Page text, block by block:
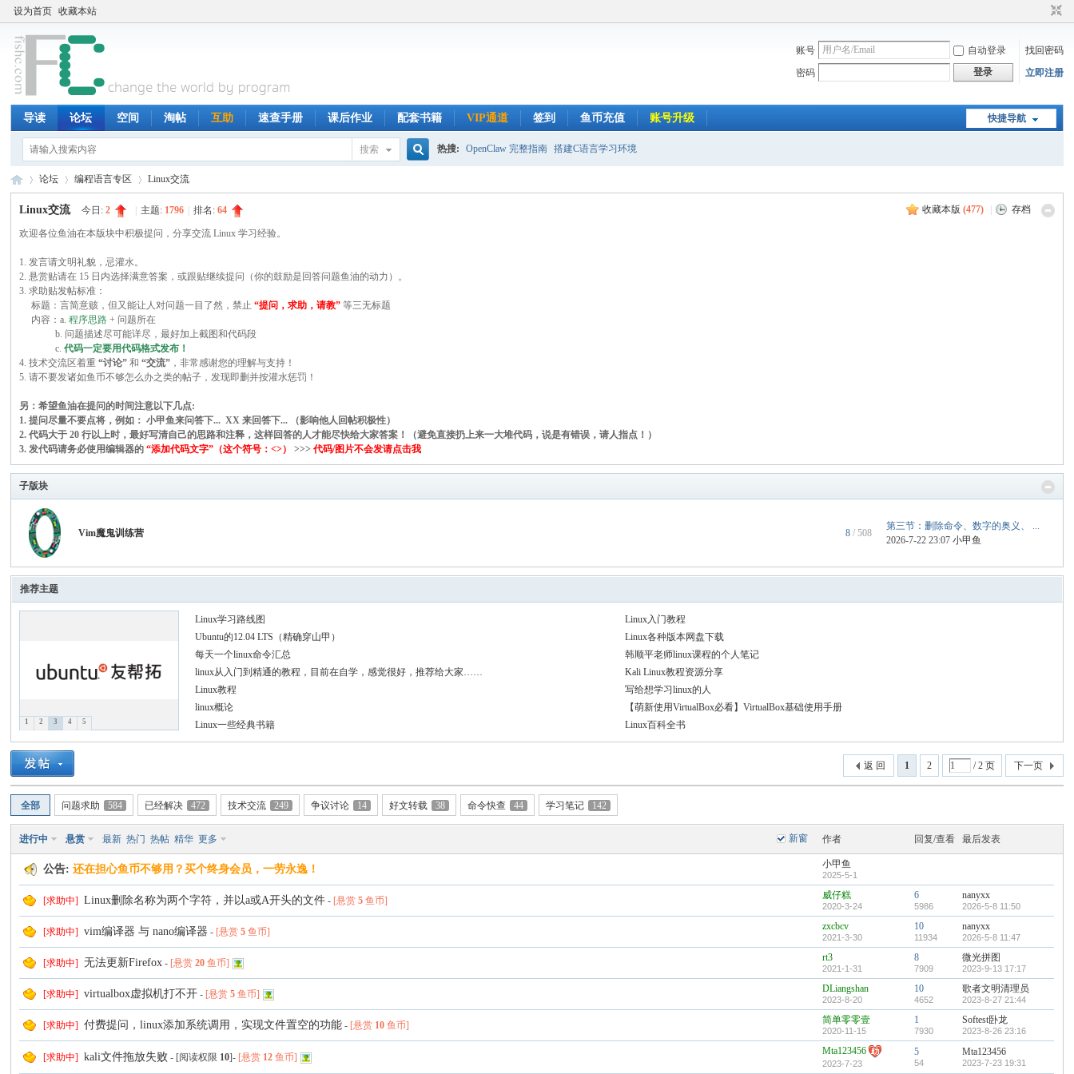
设为首页 收藏本站
账号 自动登录
找回密码
密码
登录 立即注册
快捷导航
导读 论坛 空间 淘帖 互助 速查手册 课后作业 配套书籍 VIP通道 签到 鱼币充值 账号升级
搜索 热搜: OpenClaw 完整指南 搭建C语言学习环境
论
论坛 编程语言专区 Linux交流
收藏本版 (477) 存档
Linux交流 今日:2 主题: 1796 排名:64
欢迎各位鱼油在本版块中积极提问，分享交流 Linux 学习经验。
1. 发言请文明礼貌，忌灌水。
2. 悬赏贴请在 15 日内选择满意答案，或跟贴继续提问（你的鼓励是回答问题鱼油的动力）。
3. 求助贴发帖标准：
标题：言简意赅，但又能让人对问题一目了然，禁止“提问，求助，请教” 等三无标题
内容：a.程序思路 + 问题所在
b. 问题描述尽可能详尽，最好加上截图和代码段
c.代码一定要用代码格式发布！
4. 技术交流区着重“讨论” 和“交流” ，非常感谢您的理解与支持！
5. 请不要发诸如鱼币不够怎么办之类的帖子，发现即删并按灌水惩罚！
另：希望鱼油在提问的时间注意以下几点:
1. 提问尽量不要点将，例如： 小甲鱼来问答下... XX 来回答下... （影响他人回帖积极性）
2. 代码大于 20 行以上时，最好写清自己的思路和注释，这样回答的人才能尽快给大家答案！（避免直接扔上来一大堆代码，说是有错误，请人指点！）
3. 发代码请务必使用编辑器的“添加代码文字”（这个符号：<>） >>>代码/图片不会发请点击我
子版块
Vim魔鬼训练营 8 / 508
第三节：删除命令、数字的奥义、 ...
2026-7-22 23:07小甲鱼
推荐主题
1 2 3 4 5
Linux学习路线图
Linux入门教程
Ubuntu的12.04 LTS（精确穿山甲）
Linux各种版本网盘下载
每天一个linux命令汇总
韩顺平老师linux课程的个人笔记
linux从入门到精通的教程，目前在自学，感觉很好，推荐给大家……
Kali Linux教程资源分享
Linux教程
写给想学习linux的人
linux概论
【萌新使用VirtualBox必看】VirtualBox基础使用手册
Linux一些经典书籍
Linux百科全书
1 2 / 2 页 下一页
返 回
全部 问题求助 584 已经解决 472 技术交流 249 争议讨论 14 好文转载 38 命令快查 44 学习笔记 142
新窗
进行中 悬赏 最新 热门 热帖 精华 更多 作者 回复/查看 最后发表
公告:还在担心鱼币不够用？买个终身会员，一劳永逸！ 小甲鱼
2025-5-1
[求助中] Linux删除名称为两个字符，并以a或A开头的文件 - [悬赏5 鱼币] 威仔糕
2020-3-24
6
5986
nanyxx
2026-5-8 11:50
[求助中] vim编译器 与 nano编译器 - [悬赏5 鱼币] zxcbcv
2021-3-30
10
11934
nanyxx
2026-5-8 11:47
[求助中] 无法更新Firefox - [悬赏20 鱼币] rt3
2021-1-31
8
7909
微光拼图
2023-9-13 17:17
[求助中] virtualbox虚拟机打不开 - [悬赏5 鱼币] DLiangshan
2023-8-20
10
4652
歌者文明清理员
2023-8-27 21:44
[求助中] 付费提问，linux添加系统调用，实现文件置空的功能 - [悬赏 10 鱼币] 简单零零壹
2020-11-15
1
7930
Softest卧龙
2023-8-26 23:16
[求助中] kali文件拖放失败 - [阅读权限 10]- [悬赏 12 鱼币]
Mta123456
2023-7-23
5
54
Mta123456
2023-7-23 19:31